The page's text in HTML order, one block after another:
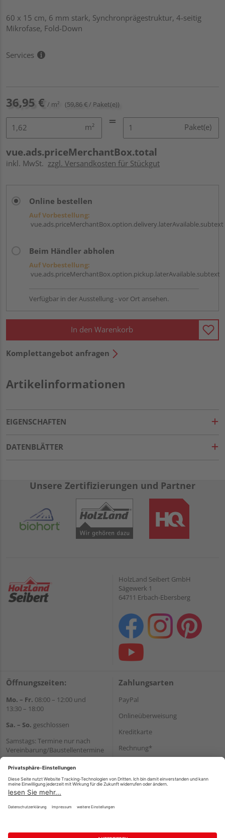
60 x 15 cm, 6 mm stark, Synchronprägestruktur, 4-seitig
Mikrofase, Fold-Down
Services
36,95 € / m² (59,86 € / Paket(e))
m² Paket(e)
vue.ads.priceMerchantBox.total
inkl. MwSt. zzgl. Versandkosten für Stückgut
Online bestellen
Auf Vorbestellung:
vue.ads.priceMerchantBox.option.delivery.laterAvailable.subtext
Beim Händler abholen
Auf Vorbestellung:
vue.ads.priceMerchantBox.option.pickup.laterAvailable.subtext
Verfügbar in der Ausstellung - vor Ort ansehen.
In den Warenkorb
Komplettangebot anfragen
Artikelinformationen
EIGENSCHAFTEN
DATENBLÄTTER
Unsere Zertifizierungen und Partner
HolzLand Seibert GmbH
Sägewerk 1
64711 Erbach-Ebersberg
Öffnungszeiten:
Mo. – Fr. 08:00 – 12:00 und
13:30 – 18:00
Sa. – So. geschlossen
Samstags: Termine nur nach
Vereinbarung/Baustellentermine
Wir helfen Ihnen gerne
weiter
Tel.:+49 6062 956180
E-Mail:shop@holzland-seibert.de
Zahlungsarten
PayPal
Onlineüberweisung
Kreditkarte
Rechnung*
Versand
Impressum AGB Widerruf Datenschutz